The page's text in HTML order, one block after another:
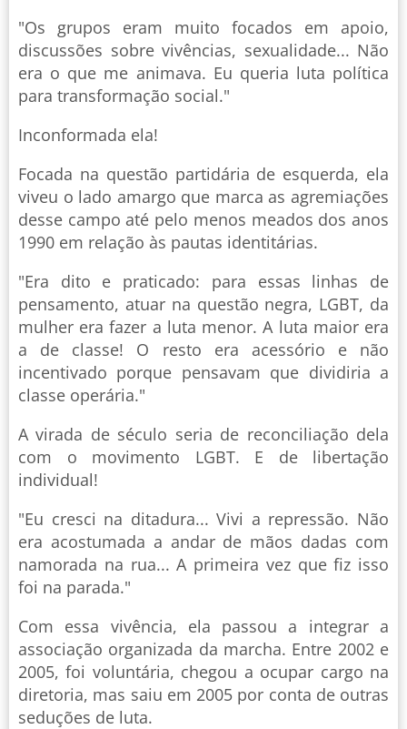
"Os grupos eram muito focados em apoio,
discussões sobre vivências, sexualidade... Não
era o que me animava. Eu queria luta política
para transformação social."
Inconformada ela!
Focada na questão partidária de esquerda, ela
viveu o lado amargo que marca as agremiações
desse campo até pelo menos meados dos anos
1990 em relação às pautas identitárias.
"Era dito e praticado: para essas linhas de
pensamento, atuar na questão negra, LGBT, da
mulher era fazer a luta menor. A luta maior era
a de classe! O resto era acessório e não
incentivado porque pensavam que dividiria a
classe operária."
A virada de século seria de reconciliação dela
com o movimento LGBT. E de libertação
individual!
"Eu cresci na ditadura... Vivi a repressão. Não
era acostumada a andar de mãos dadas com
namorada na rua... A primeira vez que fiz isso
foi na parada."
Com essa vivência, ela passou a integrar a
associação organizada da marcha. Entre 2002 e
2005, foi voluntária, chegou a ocupar cargo na
diretoria, mas saiu em 2005 por conta de outras
seduções de luta.